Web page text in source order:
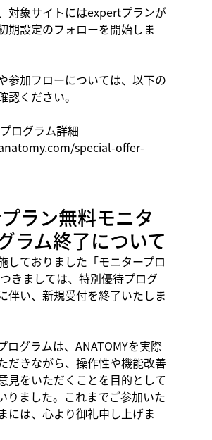
対象サイトにはexpertプランが
期設定のフォローを開始しま
参加フローについては、以下の
認ください。
ログラム詳細
special-offer-
ラン無料モニタ
ラム終了について
しておりました「モニタープロ
きましては、特別優待プログ
伴い、新規受付を終了いたしま
ログラムは、ANATOMYを実際
だきながら、操作性や機能改善
見をいただくことを目的として
りました。これまでご参加いた
には、心より御礼申し上げま